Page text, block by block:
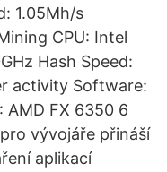
1.05Mh/s
CPU: Intel
Hash Speed:
activity Software:
AMD FX 6350 6
vývojáře přináší
aplikací